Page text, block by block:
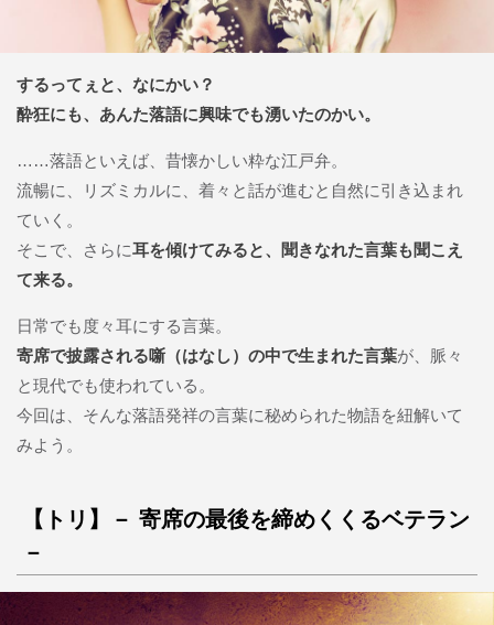
するってぇと、なにかい？
酔狂にも、あんた落語に興味でも湧いたのかい。
……落語といえば、昔懐かしい粋な江戸弁。
流暢に、リズミカルに、着々と話が進むと自然に引き込まれ
ていく。
そこで、さらに耳を傾けてみると、聞きなれた言葉も聞こえ
て来る。
日常でも度々耳にする言葉。
寄席で披露される噺（はなし）の中で生まれた言葉が、脈々
と現代でも使われている。
今回は、そんな落語発祥の言葉に秘められた物語を紐解いて
みよう。
【トリ】－ 寄席の最後を締めくくるベテラン
－